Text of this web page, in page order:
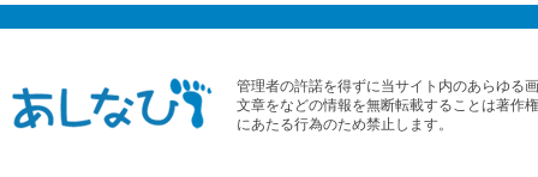
管理者の許諾を得ずに当サイト内のあらゆる
文章をなどの情報を無断転載することは著作
にあたる行為のため禁止します。